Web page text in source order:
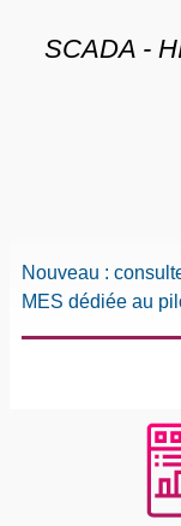
SCADA -
Nouveau :
MES dédiée au